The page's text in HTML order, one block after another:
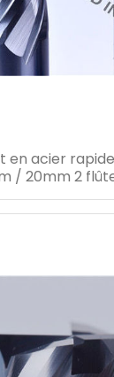
en acier
/ 20mm 2